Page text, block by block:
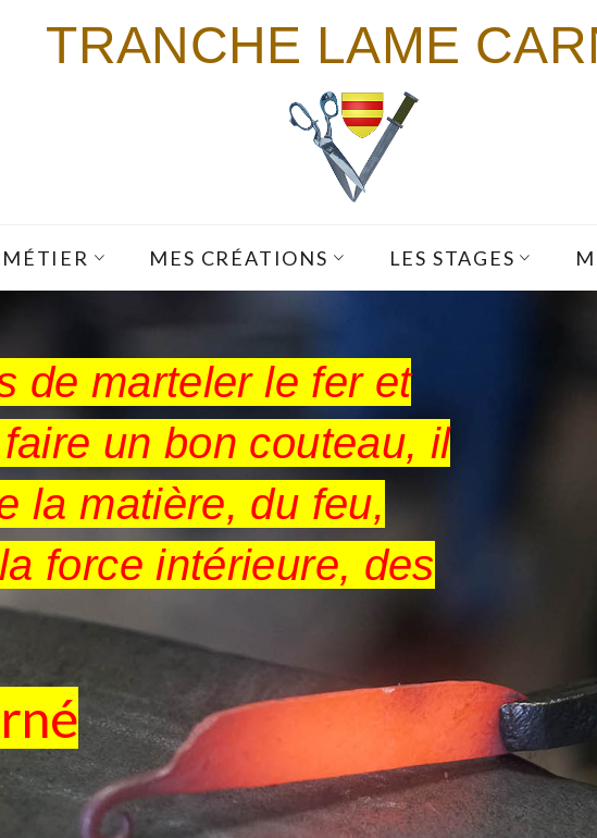
TRANCHE LAME
MES CRÉATIONS LES STAGES
de marteler le fer et
un bon couteau, il
la matière, du feu,
force intérieure, des